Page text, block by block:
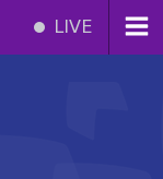
LIVE